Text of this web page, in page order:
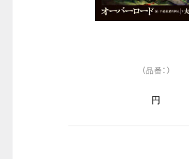
（品番：）
円